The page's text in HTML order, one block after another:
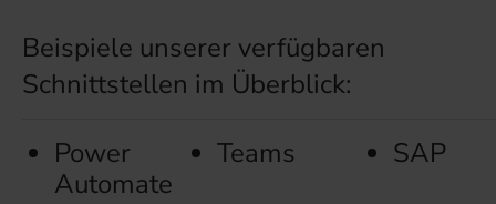
Beispiele unserer verfügbaren
Schnittstellen im Überblick:
Power
Automate
Teams SAP